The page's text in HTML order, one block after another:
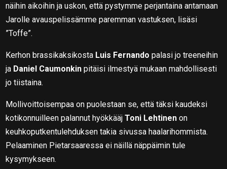
näihin aikoihin ja uskon, että pystymme perjantaina antamaan
Jarolle avauspelissämme paremman vastuksen, lisäsi
”Toffe”.
Kerhon brassikaksikosta Luis Fernando palasi jo treeneihin
ja Daniel Caumonkin pitäisi ilmestyä mukaan mahdollisesti
jo tiistaina.
Mollivoittoisempaa on puolestaan se, että täksi kaudeksi
kotikonnuilleen palannut hyökkääjToni Lehtinen on
keuhkoputkentulehduksen takia sivussa haalarihommista.
Pelaaminen Pietarsaaressa ei näillä näppäimin tule
kysymykseen.